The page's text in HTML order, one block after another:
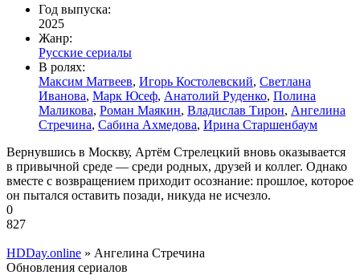
Год выпуска:
2025
Жанр:
Русские сериалы
В ролях:
Максим Матвеев, Игорь Костолевский, Светлана
Иванова, Марк Юсеф, Анатолий Руденко, Полина
Маликова, Роман Маякин, Владислав Тирон, Ангелина
Стречина, Сабина Ахмедова, Ирина Старшенбаум
Вернувшись в Москву, Артём Стрелецкий вновь оказывается
в привычной среде — среди родных, друзей и коллег. Однако
вместе с возвращением приходит осознание: прошлое, которое
он пытался оставить позади, никуда не исчезло.
0
827
HDDay.online » Ангелина Стречина
Обновления сериалов